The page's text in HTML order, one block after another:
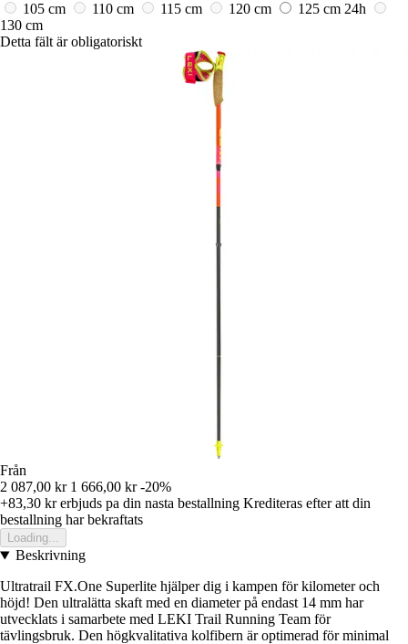
105 cm
110 cm 115 cm 120 cm 125 cm 24h
130 cm
Detta fält är obligatoriskt
Från
2 087,00 kr 1 666,00 kr -20%
+83,30 krerbjuds pa din nasta bestallning Krediteras efter att din
bestallning har bekraftats
Loading...
Beskrivning
Ultratrail FX.One Superlite hjälper dig i kampen för kilometer och
höjd! Den ultralätta skaft med en diameter på endast 14 mm har
utvecklats i samarbete med LEKI Trail Running Team för
tävlingsbruk. Den högkvalitativa kolfibern är optimerad för minimal